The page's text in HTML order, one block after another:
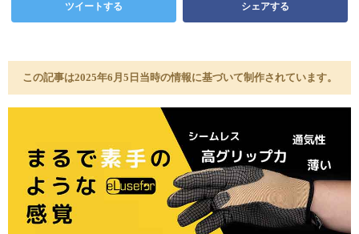
ツイートする シェアする
この記事は2025年6月5日当時の情報に基づいて制作されています。